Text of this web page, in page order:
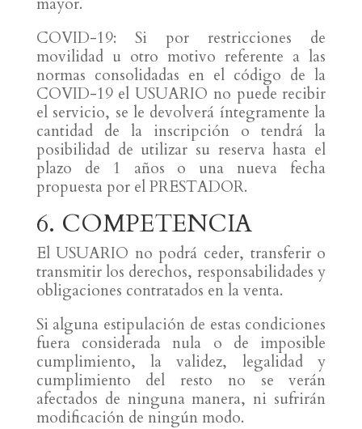
COVID-19: Si por restricciones de
movilidad u otro motivo referente a las
normas consolidadas en el código de la
COVID-19 el USUARIO no puede recibir
el servicio, se le devolverá íntegramente la
cantidad de la inscripción o tendrá la
posibilidad de utilizar su reserva hasta el
plazo de 1 años o una nueva fecha
propuesta por el PRESTADOR.
6. COMPETENCIA
El USUARIO no podrá ceder, transferir o
transmitir los derechos, responsabilidades y
obligaciones contratados en la venta.
Si alguna estipulación de estas condiciones
fuera considerada nula o de imposible
cumplimiento, la validez, legalidad y
cumplimiento del resto no se verán
afectados de ninguna manera, ni sufrirán
modificación de ningún modo.